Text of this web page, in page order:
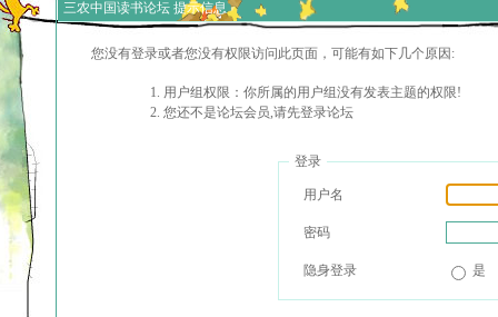
三农中国读书论坛 提示信息
您没有登录或者您没有权限访问此页面，可能有如下几个原因:
用户组权限：你所属的用户组没有发表主题的权限!
您还不是论坛会员,请先登录论坛
登录
用户名
密码
隐身登录 是